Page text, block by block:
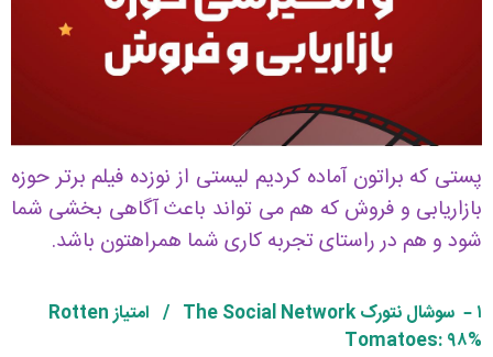
پستی که براتون آماده کردیم لیستی از نوزده فیلم برتر حوزه
بازاریابی و فروش که هم می تواند باعث آگاهی بخشی شما
شود و هم در راستای تجربه کاری شما همراهتون باشد.
۱ – سوشال نتورک The Social Network / امتیازRotten
Tomatoes: ۹۸%